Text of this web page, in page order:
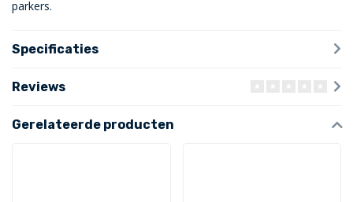
parkers.
Specificaties
Reviews
Gerelateerde producten